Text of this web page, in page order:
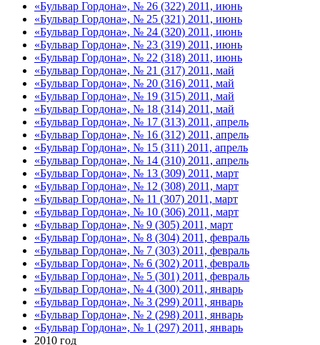
«Бульвар Гордона», № 26 (322) 2011, июнь
«Бульвар Гордона», № 25 (321) 2011, июнь
«Бульвар Гордона», № 24 (320) 2011, июнь
«Бульвар Гордона», № 23 (319) 2011, июнь
«Бульвар Гордона», № 22 (318) 2011, июнь
«Бульвар Гордона», № 21 (317) 2011, май
«Бульвар Гордона», № 20 (316) 2011, май
«Бульвар Гордона», № 19 (315) 2011, май
«Бульвар Гордона», № 18 (314) 2011, май
«Бульвар Гордона», № 17 (313) 2011, апрель
«Бульвар Гордона», № 16 (312) 2011, апрель
«Бульвар Гордона», № 15 (311) 2011, апрель
«Бульвар Гордона», № 14 (310) 2011, апрель
«Бульвар Гордона», № 13 (309) 2011, март
«Бульвар Гордона», № 12 (308) 2011, март
«Бульвар Гордона», № 11 (307) 2011, март
«Бульвар Гордона», № 10 (306) 2011, март
«Бульвар Гордона», № 9 (305) 2011, март
«Бульвар Гордона», № 8 (304) 2011, февраль
«Бульвар Гордона», № 7 (303) 2011, февраль
«Бульвар Гордона», № 6 (302) 2011, февраль
«Бульвар Гордона», № 5 (301) 2011, февраль
«Бульвар Гордона», № 4 (300) 2011, январь
«Бульвар Гордона», № 3 (299) 2011, январь
«Бульвар Гордона», № 2 (298) 2011, январь
«Бульвар Гордона», № 1 (297) 2011, январь
2010 год